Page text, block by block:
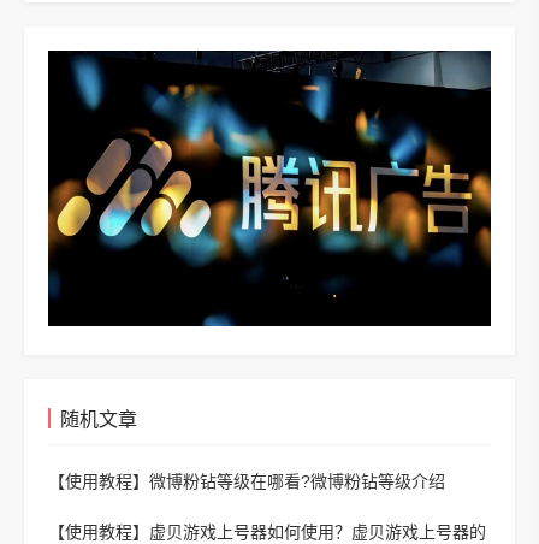
随机文章
【使用教程】 微博粉钻等级在哪看?微博粉钻等级介绍
【使用教程】 虚贝游戏上号器如何使用？虚贝游戏上号器的